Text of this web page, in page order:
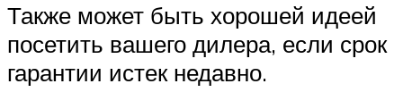
Также может быть хорошей идеей
посетить вашего дилера, если срок
гарантии истек недавно.